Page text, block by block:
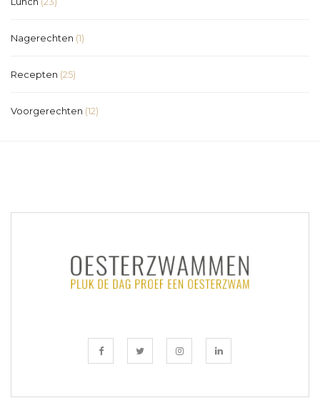
Nagerechten (1)
Recepten (25)
Voorgerechten (12)